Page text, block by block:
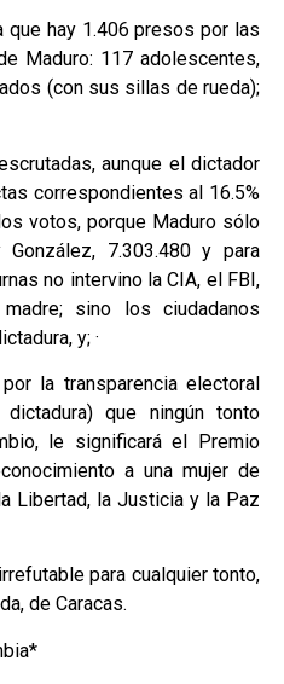
que hay 1.406 presos por las
Maduro: 117 adolescentes,
(con sus sillas de rueda);
aunque el dictador
correspondientes al 16.5%
votos, porque Maduro sólo
7.303.480 y para
no intervino la CIA, el FBI,
sino los ciudadanos
y; ·
la transparencia electoral
que ningún tonto
le significará el Premio
a una mujer de
Libertad, la Justicia y la Paz
para cualquier tonto,
de Caracas.